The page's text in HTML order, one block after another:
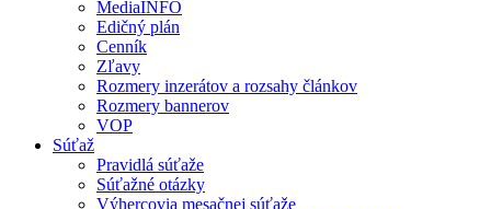
MediaINFO
Edičný plán
Cenník
Zľavy
Rozmery inzerátov a rozsahy článkov
Rozmery bannerov
VOP
Súťaž
Pravidlá súťaže
Súťažné otázky
Výhercovia mesačnej súťaže